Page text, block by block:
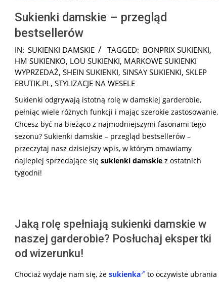
Sukienki damskie – przegląd
bestsellerów
2026-
01-
26
IN: SUKIENKI DAMSKIE TAGGED: BONPRIX SUKIENKI,
HM SUKIENKO, LOU SUKIENKI, MARKOWE SUKIENKI
WYPRZEDAŻ, SHEIN SUKIENKI, SINSAY SUKIENKI, SKLEP
EBUTIK.PL, STYLIZACJE NA WESELE
Sukienki odgrywają istotną rolę w damskiej garderobie,
pełniąc wiele różnych funkcji i mając szerokie zastosowanie.
Chcesz być na bieżąco z najmodniejszymi fasonami tego
sezonu? Sukienki damskie – przegląd bestsellerów –
przeczytaj nasz dzisiejszy wpis, w którym omawiamy
najlepiej sprzedające się sukienki damskie z ostatnich
tygodni!
Jaką rolę spełniają sukienki damskie w
naszej garderobie? Posłuchaj ekspertki
od wizerunku!
Chociaż wydaje nam się, że sukienka
to oczywiste ubrania